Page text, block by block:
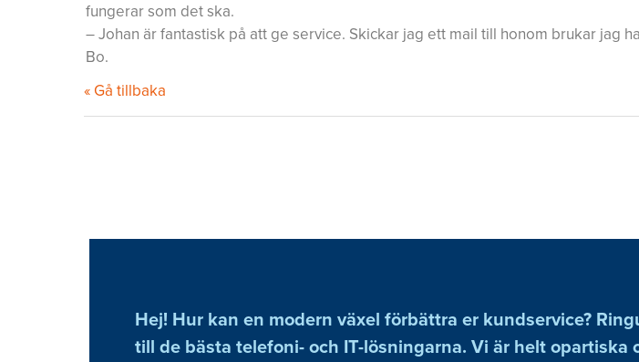
fungerar som det ska.
– Johan är fantastisk på att ge service. Skickar jag ett mail till honom brukar jag
Bo.
« Gå tillbaka
Hej! Hur kan en modern växel förbättra er kundservice?
till de bästa telefoni- och IT-lösningarna. Vi är helt opartiska